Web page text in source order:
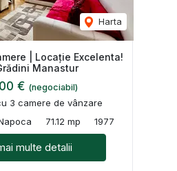
Harta
| Locație Excelenta!
Manastur
€ (negociabil)
3 camere de vânzare
71.12 mp 1977
multe detalii